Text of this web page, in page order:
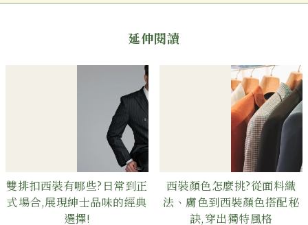
延伸閱讀
雙排扣西裝有哪些?日常到正
式場合,展現紳士品味的經典
選擇!
西裝顏色怎麼挑?從面料織
法、膚色到西裝顏色搭配秘
訣,穿出獨特風格